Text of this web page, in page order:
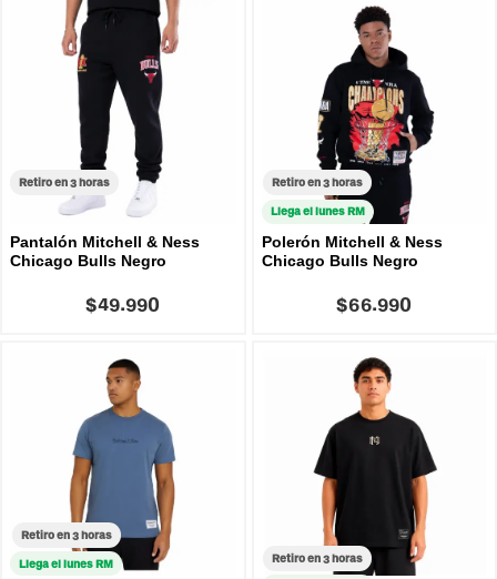
Retiro en 3 horas
Pantalón Mitchell & Ness
Chicago Bulls Negro
$49.990
Retiro en 3 horas
Llega el lunes RM
Polerón Mitchell & Ness
Chicago Bulls Negro
$66.990
Retiro en 3 horas
Llega el lunes RM Retiro en 3 horas